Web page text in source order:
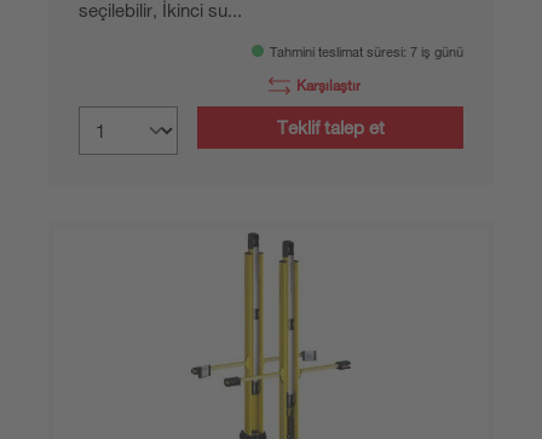
seçilebilir, İkinci su...
Tahmini teslimat süresi: 7 iş günü
Karşılaştır
Teklif talep et